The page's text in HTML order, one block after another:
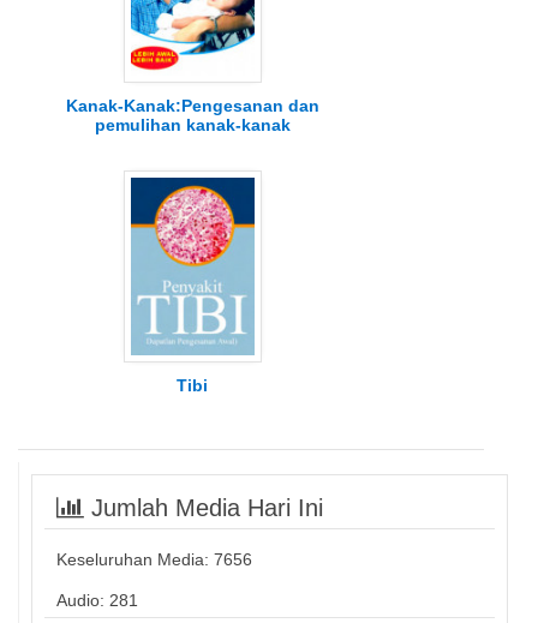
Kanak-Kanak:Pengesanan dan
pemulihan kanak-kanak
Tibi
Jumlah Media Hari Ini
Keseluruhan Media: 7656
Audio: 281